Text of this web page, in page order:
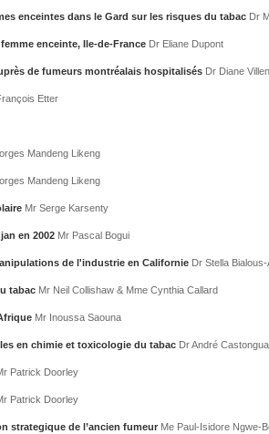
enceintes dans le Gard sur les risques du tabac Dr
enceinte, Ile-de-France Dr Eliane Dupont
de fumeurs montréalais hospitalisés Dr Diane
Etter
Mandeng Likeng
Mandeng Likeng
Mr Serge Karsenty
en 2002 Mr Pascal Bogui
de l'industrie en Californie Dr Stella
tabac Mr Neil Collishaw & Mme Cynthia Callard
Mr Inoussa Saouna
en chimie et toxicologie du tabac Dr André
Patrick Doorley
Patrick Doorley
strategique de l’ancien fumeur Me Paul-Isidore Ngwe-